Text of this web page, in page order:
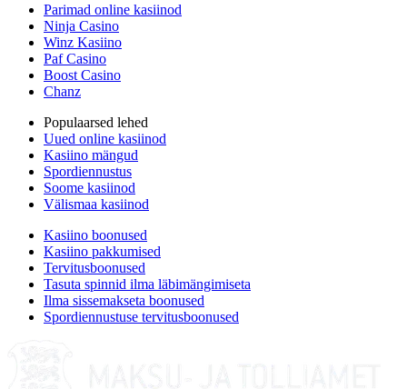
Parimad online kasiinod
Ninja Casino
Winz Kasiino
Paf Casino
Boost Casino
Chanz
Populaarsed lehed
Uued online kasiinod
Kasiino mängud
Spordiennustus
Soome kasiinod
Välismaa kasiinod
Kasiino boonused
Kasiino pakkumised
Tervitusboonused
Tasuta spinnid ilma läbimängimiseta
Ilma sissemakseta boonused
Spordiennustuse tervitusboonused